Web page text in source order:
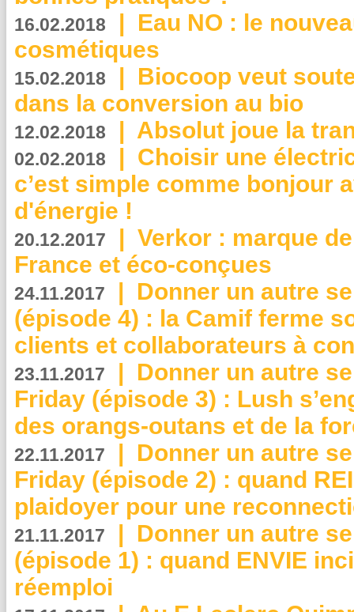
16.02.2018 | Eau NO : le
cosmétiques
15.02.2018 | Biocoop veut
dans la conversion au bio
12.02.2018 | Absolut joue la
02.02.2018 | Choisir une
c’est simple comme bonjour
d'énergie !
20.12.2017 | Verkor : marque
France et éco-conçues
24.11.2017 | Donner un autre
(épisode 4) : la Camif ferme
clients et collaborateurs à
23.11.2017 | Donner un autre
Friday (épisode 3) : Lush
des orangs-outans et de la
22.11.2017 | Donner un autre
Friday (épisode 2) : quand
plaidoyer pour une
21.11.2017 | Donner un autre
(épisode 1) : quand ENVIE
réemploi